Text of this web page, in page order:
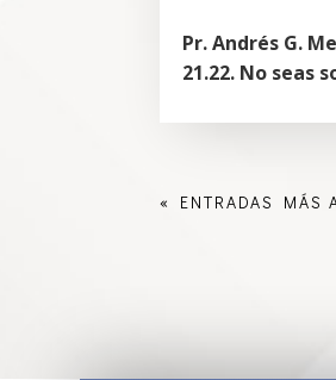
Pr. Andrés G.
21.22. No seas
« ENTRADAS MÁS